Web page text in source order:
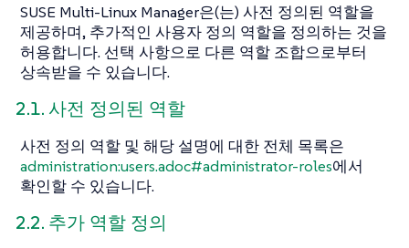
SUSE Multi-Linux Manager은(는) 사전 정의된 역할을
제공하며, 추가적인 사용자 정의 역할을 정의하는 것을
허용합니다. 선택 사항으로 다른 역할 조합으로부터
상속받을 수 있습니다.
2.1. 사전 정의된 역할
사전 정의 역할 및 해당 설명에 대한 전체 목록은
administration:users.adoc#administrator-roles에서
확인할 수 있습니다.
2.2. 추가 역할 정의